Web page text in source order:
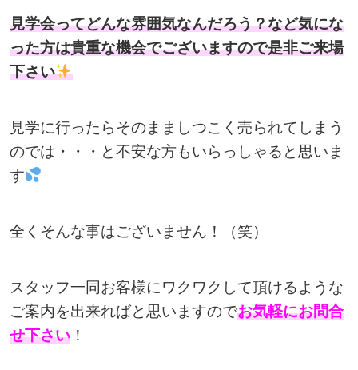
見学会ってどんな雰囲気なんだろう？など気にな
った方は貴重な機会でございますので是非ご来場
下さい
見学に行ったらそのまましつこく売られてしまう
のでは・・・と不安な方もいらっしゃると思いま
す
全くそんな事はございません！（笑）
スタッフ一同お客様にワクワクして頂けるような
ご案内を出来ればと思いますのでお気軽にお問合
せ下さい！